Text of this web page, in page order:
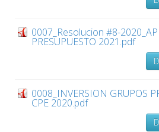
0007_Resolucion #8-
PRESUPUESTO 2021.pdf
0008_INVERSION GRUPOS
CPE 2020.pdf